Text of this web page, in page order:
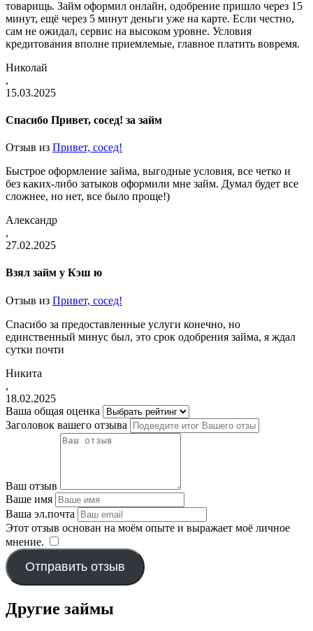
товарищь. Займ оформил онлайн, одобрение пришло через 15
минут, ещё через 5 минут деньги уже на карте. Если честно,
сам не ожидал, сервис на высоком уровне. Условия
кредитования вполне приемлемые, главное платить вовремя.
Николай
,
15.03.2025
Спасибо Привет, сосед! за займ
Отзыв из Привет, сосед!
Быстрое оформление займа, выгодные условия, все четко и
без каких-либо затыков оформили мне займ. Думал будет все
сложнее, но нет, все было проще!)
Александр
,
27.02.2025
Взял займ у Кэш ю
Отзыв из Привет, сосед!
Спасибо за предоставленные услуги конечно, но
единственный минус был, это срок одобрения займа, я ждал
сутки почти
Никита
,
18.02.2025
Ваша общая оценка
Заголовок вашего отзыва
Ваш отзыв
Ваше имя
Ваша эл.почта
Этот отзыв основан на моём опыте и выражает моё личное
мнение.
Отправить отзыв
Другие займы